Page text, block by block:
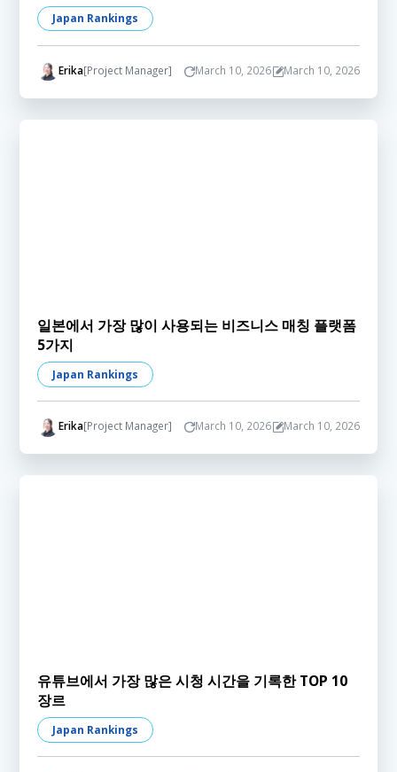
Japan Rankings
Erika[Project Manager] March 10, 2026 March 10, 2026
일본에서 가장 많이 사용되는 비즈니스 매칭 플랫폼
5가지
Japan Rankings
Erika[Project Manager] March 10, 2026 March 10, 2026
유튜브에서 가장 많은 시청 시간을 기록한 TOP 10
장르
Japan Rankings